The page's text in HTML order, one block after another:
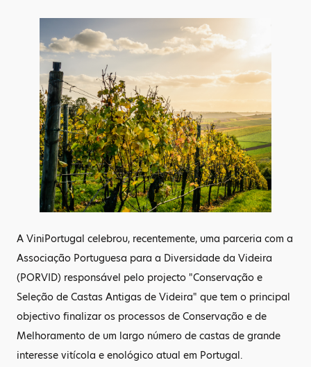
A ViniPortugal celebrou, recentemente, uma parceria com a
Associação Portuguesa para a Diversidade da Videira
(PORVID) responsável pelo projecto "Conservação e
Seleção de Castas Antigas de Videira" que tem o principal
objectivo finalizar os processos de Conservação e de
Melhoramento de um largo número de castas de grande
interesse vitícola e enológico atual em Portugal.